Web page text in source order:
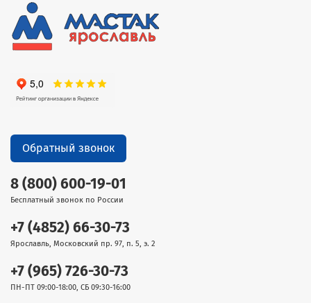
8 (800) 600-19-01
Бесплатный звонок по России
+7 (4852) 66-30-73
Ярославль, Московский пр. 97, п. 5, э. 2
+7 (965) 726-30-73
ПН-ПТ 09:00-18:00, СБ 09:30-16:00
Обратный звонок